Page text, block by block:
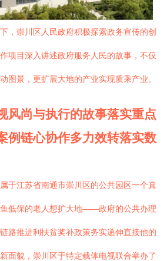
，崇川区人民政府积极探索政务宣传的创
项目深入讲述政府服务人民的故事，不仅
图景，更扩展大地的产业实现质乘产业。
风尚与执行的故事落实重点
例链心协作多力效转落实数
于江苏省南通市崇川区的公共园区一个真
低保的老人想扩大地——政府的公共办理
路推进利扶贫奖补政策务实递伸直接他的
面貌，崇川区于特定载体电视联合举办了